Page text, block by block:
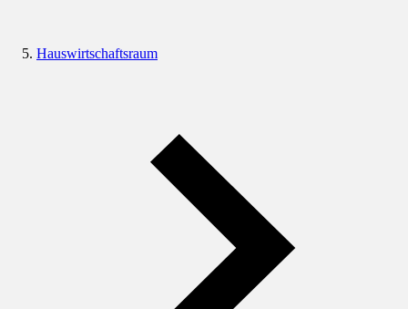
Hauswirtschaftsraum